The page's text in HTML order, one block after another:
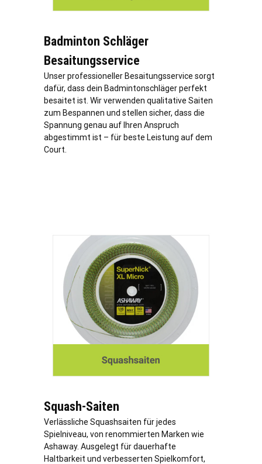
Badminton Schläger
Besaitungsservice
Unser professioneller Besaitungsservice sorgt
dafür, dass dein Badmintonschläger perfekt
besaitet ist. Wir verwenden qualitative Saiten
zum Bespannen und stellen sicher, dass die
Spannung genau auf Ihren Anspruch
abgestimmt ist – für beste Leistung auf dem
Court.
Squash-Saiten
Verlässliche Squashsaiten für jedes
Spielniveau, von renommierten Marken wie
Ashaway. Ausgelegt für dauerhafte
Haltbarkeit und verbesserten Spielkomfort,